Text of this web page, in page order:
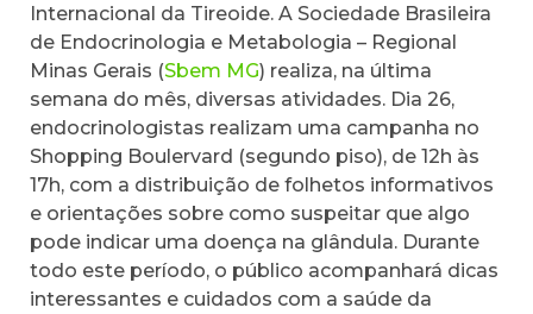
Internacional da Tireoide. A Sociedade Brasileira
de Endocrinologia e Metabologia – Regional
Minas Gerais (Sbem MG) realiza, na última
semana do mês, diversas atividades. Dia 26,
endocrinologistas realizam uma campanha no
Shopping Boulervard (segundo piso), de 12h às
17h, com a distribuição de folhetos informativos
e orientações sobre como suspeitar que algo
pode indicar uma doença na glândula. Durante
todo este período, o público acompanhará dicas
interessantes e cuidados com a saúde da